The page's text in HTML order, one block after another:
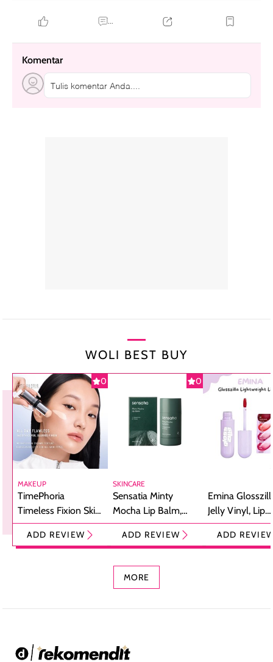
...
Komentar
Tulis komentar Anda....
WOLI BEST BUY
0
MAKEUP
TimePhoria
Timeless Fixion Skin
Tint Stick,
Foundation dan
ADD REVIEW
0
SKINCARE
Sensatia Minty
Mocha Lip Balm,
Pelembap Bibir
dengan Aroma
ADD REVIEW
Emina
Jelly Vinyl, Lip
Cream Glossy
Ringan
ADD
MORE